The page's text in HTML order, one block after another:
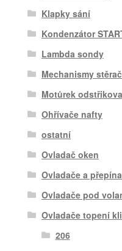
Klapky sání
Kondenzátor
Lambda sondy
Mechanismy
Motůrek
Ohřívače nafty
ostatní
Ovladač oken
Ovladače a
Ovladače pod
Ovladače topení
206